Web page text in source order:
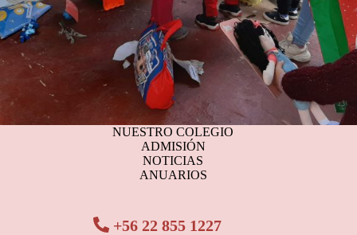
NUESTRO COLEGIO
ADMISIÓN
NOTICIAS
ANUARIOS
+56 22 855 1227